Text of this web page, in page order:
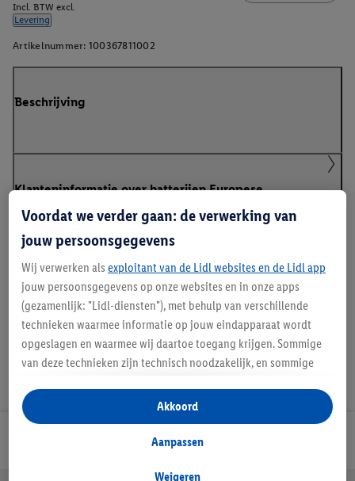
Incl. BTW excl.
Levering
Artikelnummer: 100367811002
Beschrijving
Klanteninformatie over batterijen Europese
Handleidingen en downloads
Lidl Nieuwsbrief
Voordat we verder gaan: de verwerking van
jouw persoonsgegevens
Wij verwerken als exploitant van de Lidl websites en de Lidl app
jouw persoonsgegevens op onze websites en in onze apps
(gezamenlijk: "Lidl-diensten"), met behulp van verschillende
technieken waarmee informatie op jouw eindapparaat wordt
opgeslagen en waarmee wij daartoe toegang krijgen. Sommige
van deze technieken zijn technisch noodzakelijk, en sommige
opslaan van voorkeursinstellingen, het verzamelen en
analyseren van statistieken of voor het tonen van
gepersonaliseerde reclame binnen en buiten de Lidl-diensten.
gegevens over jouw aankoopgedrag in de winkel ook voor de
Weigeren
Aanpassen
Akkoord